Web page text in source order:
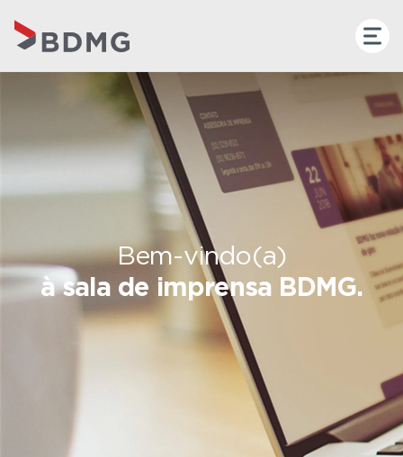
Bem-vindo(a)
à sala de imprensa BDMG.